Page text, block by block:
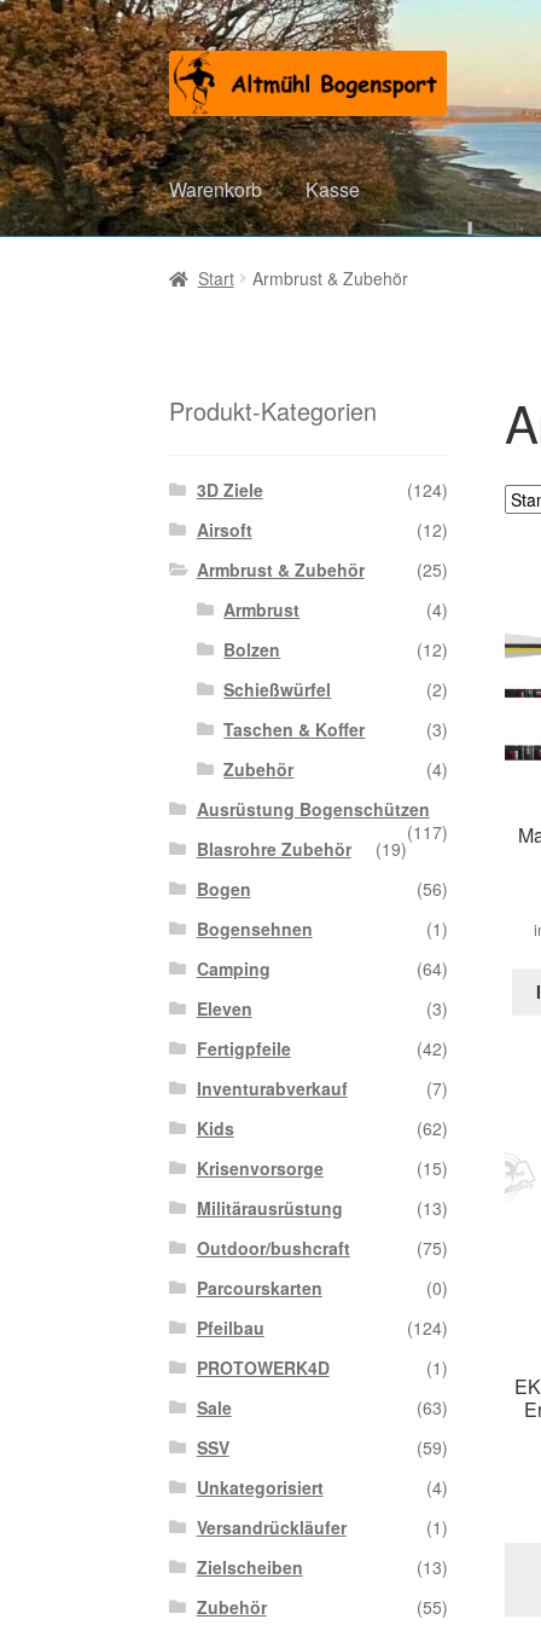
Zur
Navigation
springen
Zum
Inhalt
springen
Warenkorb Kasse
Start Armbrust & Zubehör
Produkt-Kategorien
3D Ziele
(124)
Airsoft
(12)
Armbrust & Zubehör
(25)
Armbrust
(4)
Bolzen
(12)
Schießwürfel
(2)
Taschen & Koffer
(3)
Zubehör
(4)
Ausrüstung Bogenschützen
(117)
Blasrohre Zubehör
(19)
Bogen
(56)
Bogensehnen
(1)
Camping
(64)
Eleven
(3)
Fertigpfeile
(42)
Inventurabverkauf
(7)
Kids
(62)
Krisenvorsorge
(15)
Militärausrüstung
(13)
Outdoor/bushcraft
(75)
Parcourskarten
(0)
Pfeilbau
(124)
PROTOWERK4D
(1)
Sale
(63)
SSV
(59)
Unkategorisiert
(4)
Versandrückläufer
(1)
Zielscheiben
(13)
Zubehör
(55)